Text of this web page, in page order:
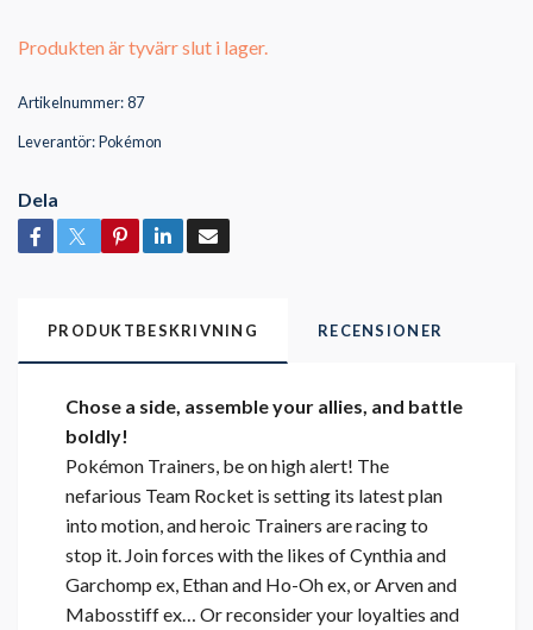
Produkten är tyvärr slut i lager.
Artikelnummer:87
Leverantör:Pokémon
Dela
PRODUKTBESKRIVNING RECENSIONER
Chose a side, assemble your allies, and battle
boldly!
Pokémon Trainers, be on high alert! The
nefarious Team Rocket is setting its latest plan
into motion, and heroic Trainers are racing to
stop it. Join forces with the likes of Cynthia and
Garchomp ex, Ethan and Ho-Oh ex, or Arven and
Mabosstiff ex… Or reconsider your loyalties and